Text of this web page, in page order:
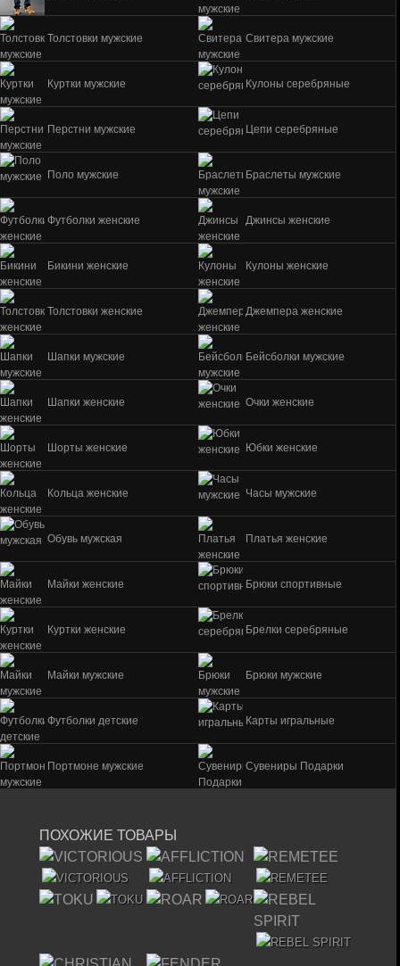
Толстовки мужские Свитера мужские
Куртки мужские Кулоны серебряные
Перстни мужские Цепи серебряные
Поло мужские Браслеты мужские
Футболки женские Джинсы женские
Бикини женские Кулоны женские
Толстовки женские Джемпера женские
Шапки мужские Бейсболки мужские
Шапки женские Очки женские
Шорты женские Юбки женские
Кольца женские Часы мужские
Обувь мужская Платья женские
Майки женские Брюки спортивные
Куртки женские Брелки серебряные
Майки мужские Брюки мужские
Футболки детские Карты игральные
Портмоне мужские Сувениры Подарки
ПОХОЖИЕ ТОВАРЫ